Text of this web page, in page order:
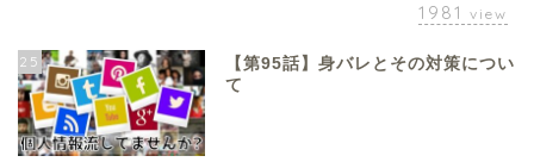
1981 view
25
【第95話】身バレとその対策につい
て